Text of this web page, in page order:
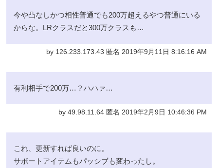
今や凸なしかつ相性普通でも200万超えるやつ普通にいる
からな。LRクラスだと300万クラスも…
by 126.233.173.43 匿名 2019年9月11日 8:16:16 AM
有利相手で200万…？ハハァ…
by 49.98.11.64 匿名 2019年2月9日 10:46:36 PM
これ、更新すれば良いのに。
サポートアイテムもパッシブも変わったし。